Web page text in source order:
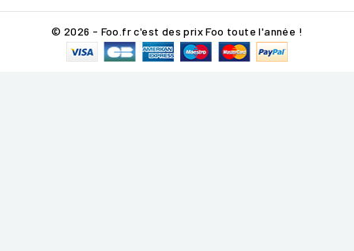
© 2026 - Foo.fr c'est des prix Foo toute l'année !